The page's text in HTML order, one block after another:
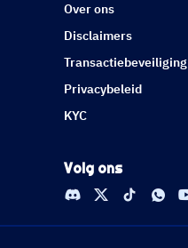
Over ons
Disclaimers
Transactiebeveiliging
Privacybeleid
KYC
Volg ons